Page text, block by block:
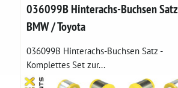
036099B Hinterachs-Buchsen Satz
BMW / Toyota
036099B Hinterachs-Buchsen Satz -
Komplettes Set zur...